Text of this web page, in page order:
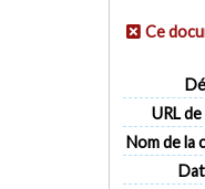
Ce
URL
Nom de la